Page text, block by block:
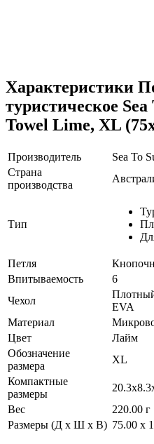
Характеристики
туристическое
Towel Lime, XL
Производитель
Sea To
Страна
производства
Тип
Петля
Впитываемость
6
Чехол
EVA
Материал
Цвет
Лайм
Обозначение
размера
XL
Компактные
размеры
Вес
220.00 г
Размеры (Д х Ш х В) 75.00 x